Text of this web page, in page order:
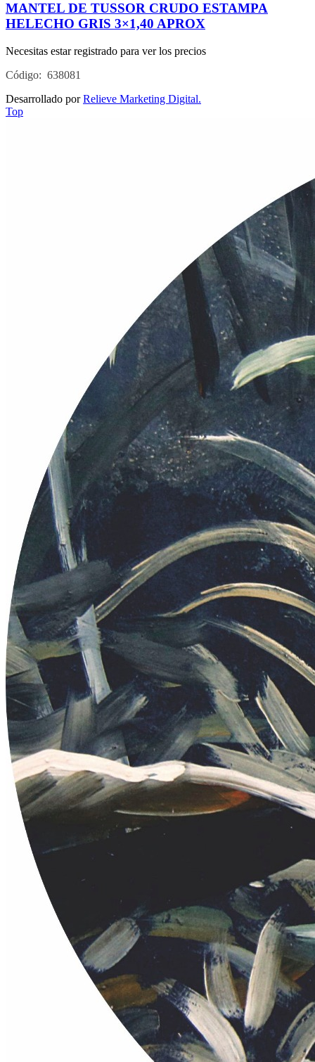
MANTEL DE TUSSOR CRUDO ESTAMPA
HELECHO GRIS 3×1,40 APROX
Necesitas estar registrado para ver los precios
Código: 638081
Desarrollado porRelieve Marketing Digital.
Top